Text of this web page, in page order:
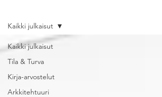
Kaikki julkaisut
Tila & Turva
Kirja-arvostelut
Arkkitehtuuri
Kaikki julkaisut